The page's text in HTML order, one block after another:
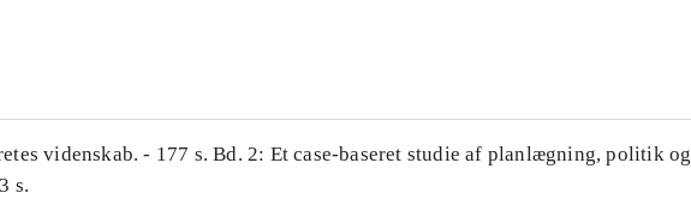
videnskab. - 177 s. Bd. 2: Et case-baseret studie af planlægning, politik og
s.